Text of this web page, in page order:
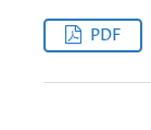
PDF